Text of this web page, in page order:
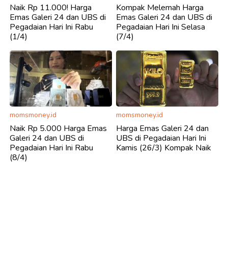
Naik Rp 11.000! Harga
Emas Galeri 24 dan UBS di
Pegadaian Hari Ini Rabu
(1/4)
Kompak Melemah Harga
Emas Galeri 24 dan UBS di
Pegadaian Hari Ini Selasa
(7/4)
momsmoney.id
Naik Rp 5.000 Harga Emas
Galeri 24 dan UBS di
Pegadaian Hari Ini Rabu
(8/4)
momsmoney.id
Harga Emas Galeri 24 dan
UBS di Pegadaian Hari Ini
Kamis (26/3) Kompak Naik